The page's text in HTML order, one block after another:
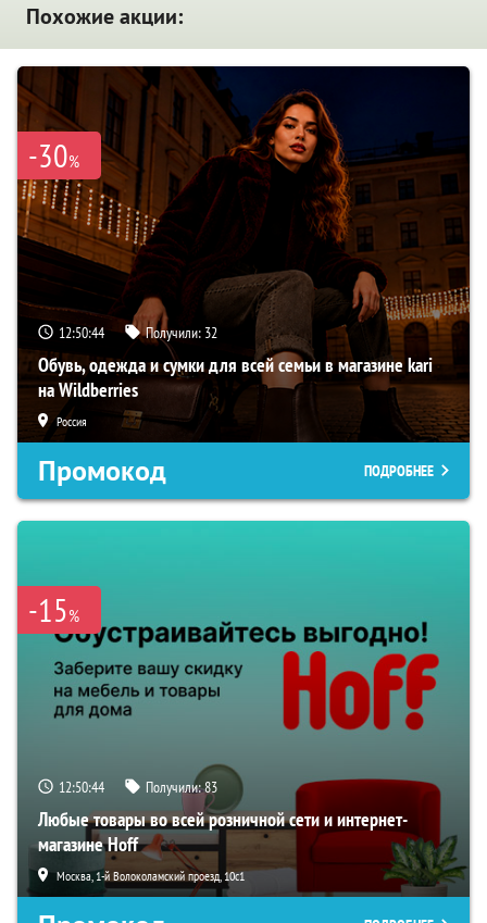
Похожие акции:
-30%
12:50:42 Получили: 32
Обувь, одежда и сумки для всей семьи в магазине kari
на Wildberries
Россия
Промокод ПОДРОБНЕЕ
-15%
12:50:42 Получили:83
Любые товары во всей розничной сети и интернет-
магазине Hoff
Москва, 1-й Волоколамский проезд, 10с1